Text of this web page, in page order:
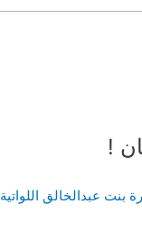
!
بنت عبدالخالق اللواتية